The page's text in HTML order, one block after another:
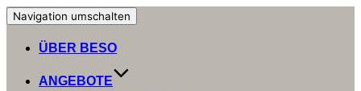
Navigation umschalten
ÜBER BESO
ANGEBOTE